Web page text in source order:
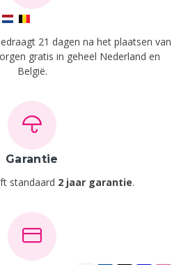
21 dagen na het plaatsen van
gratis in geheel Nederland en
België.
Garantie
standaard 2 jaar garantie.